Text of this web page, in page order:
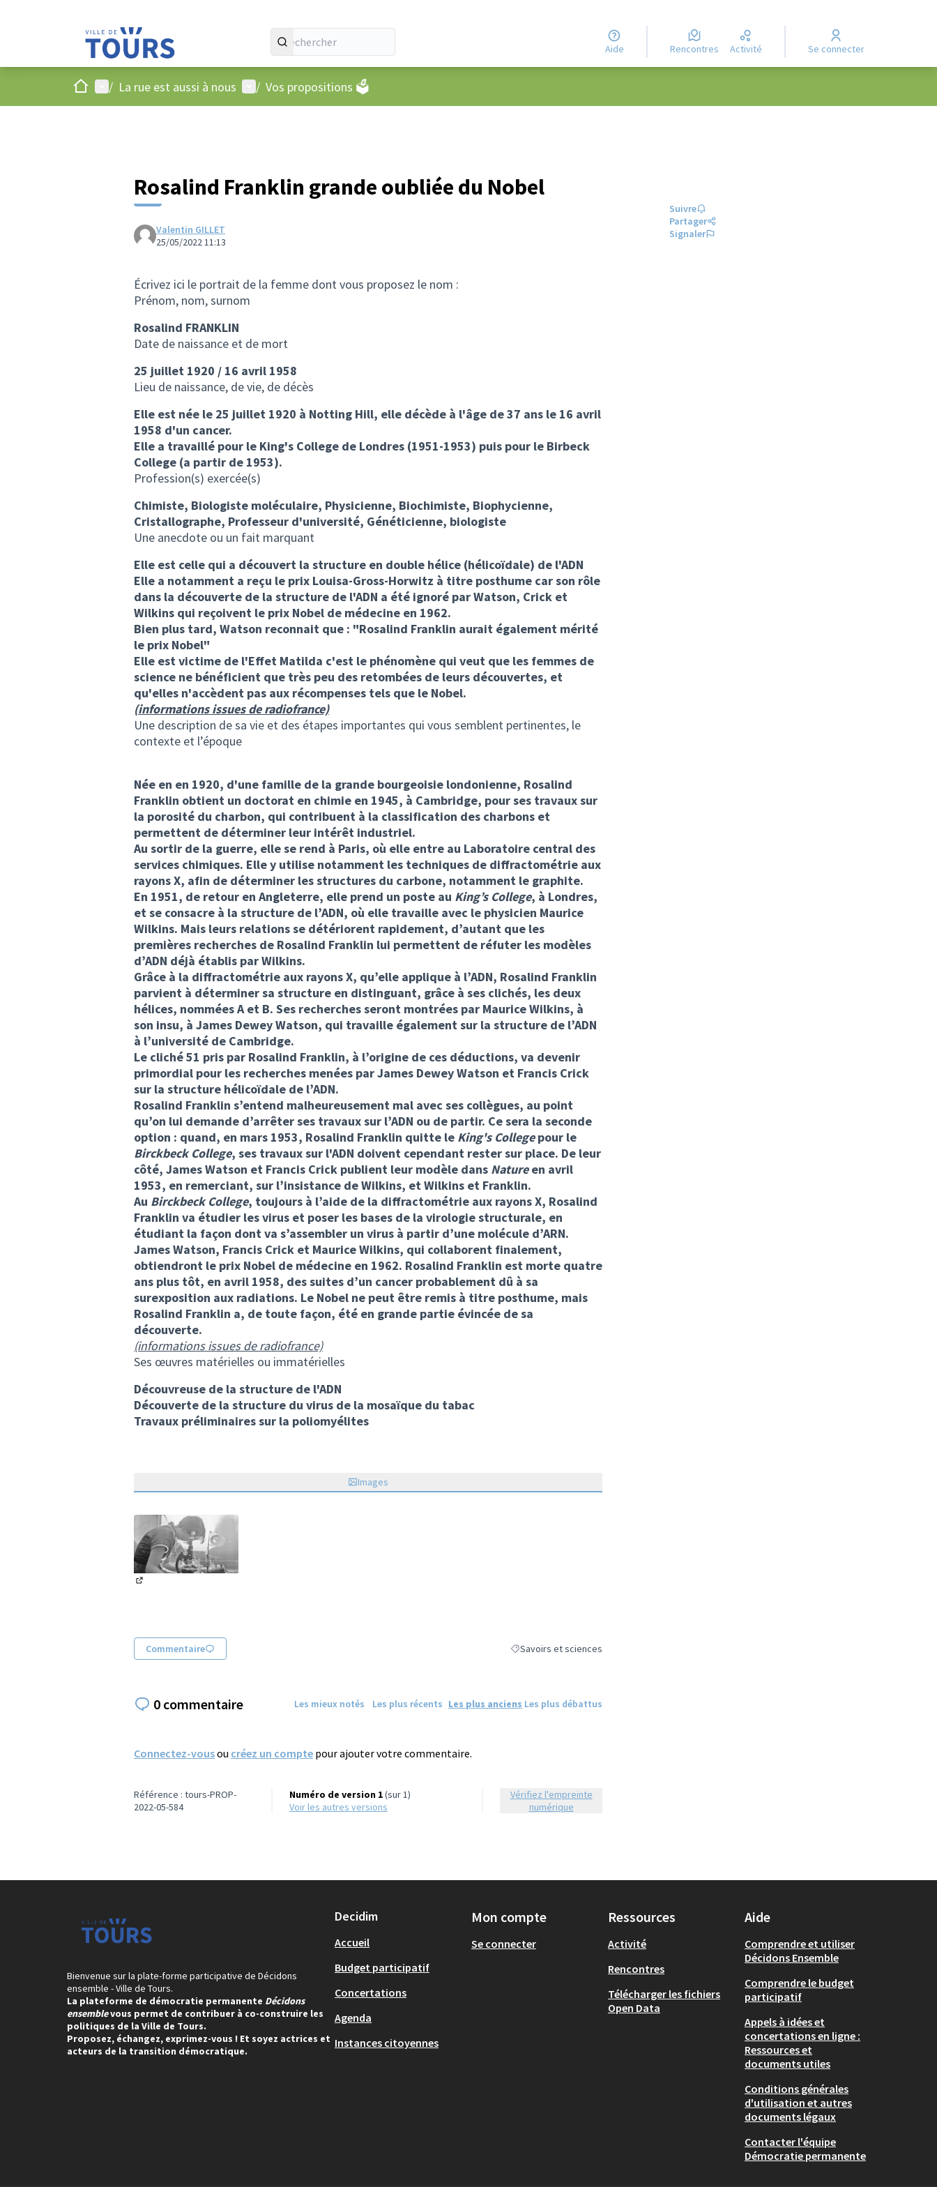
Aide Rencontres Activité Se connecter
AccueilMenu principal
/ La rue est aussi à nous Menu utilisateur
/ Vos propositions 🗳️
Rosalind Franklin grande oubliée du Nobel
Valentin GILLET
25/05/2022 11:13
Écrivez ici le portrait de la femme dont vous proposez le nom :
Prénom, nom, surnom
Rosalind FRANKLIN
Date de naissance et de mort
25 juillet 1920 / 16 avril 1958
Lieu de naissance, de vie, de décès
Elle est née le 25 juillet 1920 à Notting Hill, elle décède à l'âge de 37 ans le 16 avril
1958 d'un cancer.
Elle a travaillé pour le King's College de Londres (1951-1953) puis pour le Birbeck
College (a partir de 1953).
Profession(s) exercée(s)
Chimiste, Biologiste moléculaire, Physicienne, Biochimiste, Biophycienne,
Cristallographe, Professeur d'université, Généticienne, biologiste
Une anecdote ou un fait marquant
Elle est celle qui a découvert la structure en double hélice (hélicoïdale) de l'ADN
Elle a notamment a reçu le prix Louisa-Gross-Horwitz à titre posthume car son rôle
dans la découverte de la structure de l'ADN a été ignoré par Watson, Crick et
Wilkins qui reçoivent le prix Nobel de médecine en 1962.
Bien plus tard, Watson reconnait que : "Rosalind Franklin aurait également mérité
le prix Nobel"
Elle est victime de l'Effet Matilda c'est le phénomène qui veut que les femmes de
science ne bénéficient que très peu des retombées de leurs découvertes, et
qu'elles n'accèdent pas aux récompenses tels que le Nobel.
(informations issues de radiofrance)
Une description de sa vie et des étapes importantes qui vous semblent pertinentes, le
contexte et l’époque
Née en en 1920, d'une famille de la grande bourgeoisie londonienne, Rosalind
Franklin obtient un doctorat en chimie en 1945, à Cambridge, pour ses travaux sur
la porosité du charbon, qui contribuent à la classification des charbons et
permettent de déterminer leur intérêt industriel.
Au sortir de la guerre, elle se rend à Paris, où elle entre au Laboratoire central des
services chimiques. Elle y utilise notamment les techniques de diffractométrie aux
rayons X, afin de déterminer les structures du carbone, notamment le graphite.
En 1951, de retour en Angleterre, elle prend un poste au King’s College, à Londres,
et se consacre à la structure de l’ADN, où elle travaille avec le physicien Maurice
Wilkins. Mais leurs relations se détériorent rapidement, d’autant que les
premières recherches de Rosalind Franklin lui permettent de réfuter les modèles
d’ADN déjà établis par Wilkins.
Grâce à la diffractométrie aux rayons X, qu’elle applique à l’ADN, Rosalind Franklin
parvient à déterminer sa structure en distinguant, grâce à ses clichés, les deux
hélices, nommées A et B. Ses recherches seront montrées par Maurice Wilkins, à
son insu, à James Dewey Watson, qui travaille également sur la structure de l’ADN
à l’université de Cambridge.
Le cliché 51 pris par Rosalind Franklin, à l’origine de ces déductions, va devenir
primordial pour les recherches menées par James Dewey Watson et Francis Crick
sur la structure hélicoïdale de l’ADN.
Rosalind Franklin s’entend malheureusement mal avec ses collègues, au point
qu’on lui demande d’arrêter ses travaux sur l’ADN ou de partir. Ce sera la seconde
option : quand, en mars 1953, Rosalind Franklin quitte le King's Collegepour le
Birckbeck College, ses travaux sur l'ADN doivent cependant rester sur place. De leur
côté, James Watson et Francis Crick publient leur modèle dans Natureen avril
1953, en remerciant, sur l’insistance de Wilkins, et Wilkins et Franklin.
Au Birckbeck College, toujours à l’aide de la diffractométrie aux rayons X, Rosalind
Franklin va étudier les virus et poser les bases de la virologie structurale, en
étudiant la façon dont va s’assembler un virus à partir d’une molécule d’ARN.
James Watson, Francis Crick et Maurice Wilkins, qui collaborent finalement,
obtiendront le prix Nobel de médecine en 1962. Rosalind Franklin est morte quatre
ans plus tôt, en avril 1958, des suites d’un cancer probablement dû à sa
surexposition aux radiations. Le Nobel ne peut être remis à titre posthume, mais
Rosalind Franklin a, de toute façon, été en grande partie évincée de sa
découverte.
(informations issues de radiofrance)
Ses œuvres matérielles ou immatérielles
Découvreuse de la structure de l'ADN
Découverte de la structure du virus de la mosaïque du tabac
Travaux préliminaires sur la poliomyélites
Images
Commentaire Filtrer les résultats de la catégorie : Savoirs et sciences
Savoirs et sciences
Suivre
Partager
Signaler
0 commentaire Les mieux notés Les plus récents Les plus anciens Les plus débattus
Connectez-vousou créez un compte pour ajouter votre commentaire.
Référence : tours-PROP-
2022-05-584
Numéro de version 1(sur 1)
voir les autres versions
Vérifiez l'empreinte
numérique
Bienvenue sur la plate-forme participative de Décidons
ensemble - Ville de Tours.
La plateforme de démocratie permanente Décidons
ensemblevous permet de contribuer à co-construire les
politiques de la Ville de Tours.
Proposez, échangez, exprimez-vous ! Et soyez actrices et
acteurs de la transition démocratique.
Decidim
Accueil
Budget participatif
Concertations
Agenda
Instances citoyennes
Mon compte
Se connecter
Ressources
Activité
Rencontres
Télécharger les fichiers
Open Data
Aide
Comprendre et utiliser
Décidons Ensemble
Comprendre le budget
participatif
Appels à idées et
concertations en ligne :
Ressources et
documents utiles
Conditions générales
d'utilisation et autres
documents légaux
Contacter l'équipe
Démocratie permanente